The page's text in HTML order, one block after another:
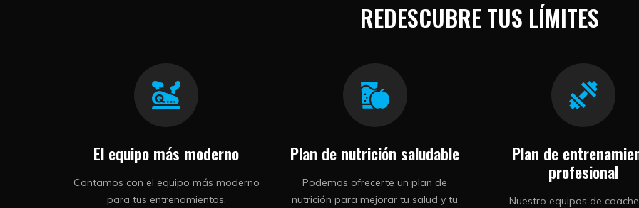
REDESCUBRE TUS LÍMITES
El equipo más moderno
Contamos con el equipo más moderno
para tus entrenamientos.
Plan de nutrición saludable
Podemos ofrecerte un plan de
nutrición para mejorar tu salud y tu
Plan de
profesional
Nuestro equipos de